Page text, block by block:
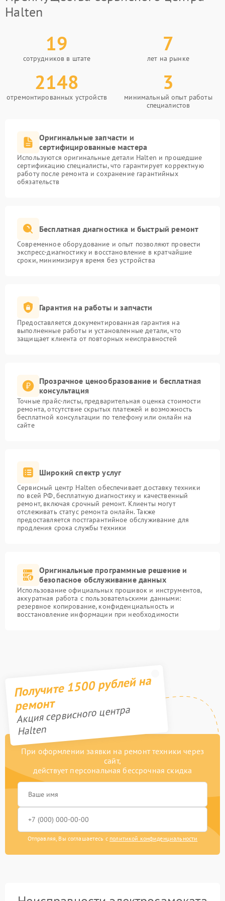
Halten
19
сотрудников в штате
7
лет на рынке
2148
отремонтированных устройств
3
минимальный опыт работы
специалистов
Оригинальные запчасти и
сертифицированные мастера
Используются оригинальные детали Halten и прошедшие
сертификацию специалисты, что гарантирует корректную
работу после ремонта и сохранение гарантийных
обязательств
Бесплатная диагностика и быстрый ремонт
Современное оборудование и опыт позволяют провести
экспресс-диагностику и восстановление в кратчайшие
сроки, минимизируя время без устройства
Гарантия на работы и запчасти
Предоставляется документированная гарантия на
выполненные работы и установленные детали, что
защищает клиента от повторных неисправностей
Прозрачное ценообразование и бесплатная
консультация
Точные прайс-листы, предварительная оценка стоимости
ремонта, отсутствие скрытых платежей и возможность
бесплатной консультации по телефону или онлайн на
сайте
Широкий спектр услуг
Сервисный центр Halten обеспечивает доставку техники
по всей РФ, бесплатную диагностику и качественный
ремонт, включая срочный ремонт. Клиенты могут
отслеживать статус ремонта онлайн. Также
предоставляется постгарантийное обслуживание для
продления срока службы техники
Оригинальные программные решение и
безопасное обслуживание данных
Использование официальных прошивок и инструментов,
аккуратная работа с пользовательскими данными:
резервное копирование, конфиденциальность и
восстановление информации при необходимости
Получите 1500 рублей на
ремонт
Акция сервисного центра
Halten
При оформлении заявки на ремонт техники через
сайт,
действует персональная бессрочная скидка
Отправляя, Вы соглашаетесь с политикой конфиденциальности